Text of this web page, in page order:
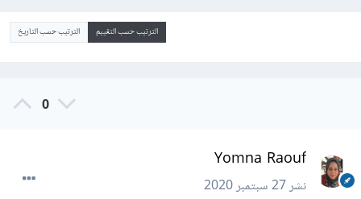
الترتيب حسب التقييم الترتيب حسب التاريخ
0
Yomna Raouf
نشر27 سبتمبر 2020